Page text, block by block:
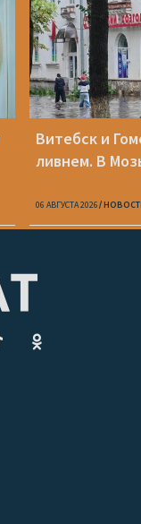
Витебск и
ливнем. В
06 АВГУСТА 2026